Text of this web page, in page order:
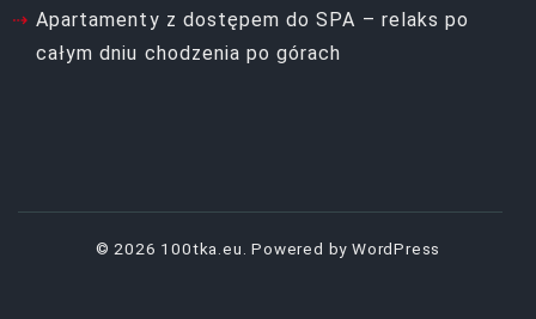
Apartamenty z dostępem do SPA – relaks po
całym dniu chodzenia po górach
© 2026 100tka.eu. Powered by WordPress